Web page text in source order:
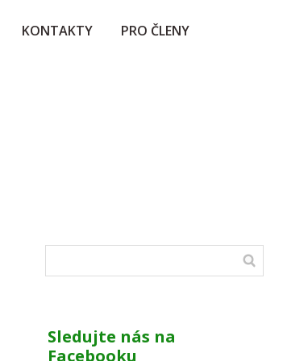
KONTAKTY PRO ČLENY
Sledujte nás na
Facebooku